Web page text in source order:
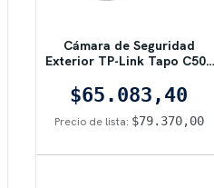
Cámara de Seguridad
Exterior TP-Link Tapo C500
$65.083,40
Precio de lista: $79.370,00